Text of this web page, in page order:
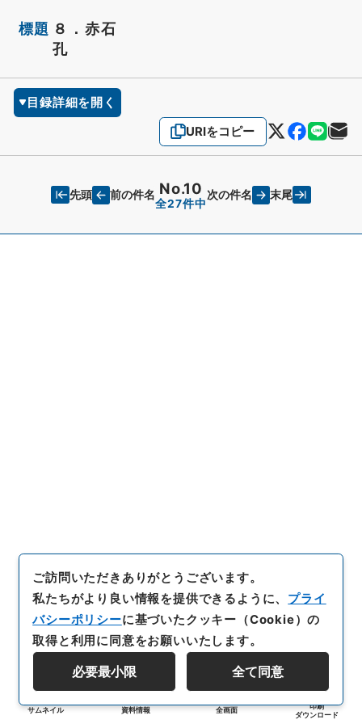
標題 ８．赤石
孔
目録詳細を開く
URIをコピー
先頭 前の件名 No.10
全27件中
次の件名 末尾
サムネイル 資料情報 全画面
印刷
ダウンロード
ご訪問いただきありがとうございます。
私たちがより良い情報を提供できるように、 プライ
バシーポリシーに基づいたクッキー（Cookie）の
取得と利用に同意をお願いいたします。
必要最小限 全て同意